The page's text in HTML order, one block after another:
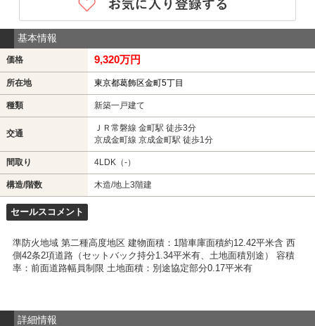
基本情報
価格 9,320万円
所在地 東京都葛飾区金町5丁目
種類 新築一戸建て
交通
ＪＲ常磐線 金町駅 徒歩3分
京成金町線 京成金町駅 徒歩1分
間取り 4LDK（-）
構造/階数 木造/地上3階建
セールスコメント
準防火地域 第二種高度地区 建物面積：1階車庫面積約12.42平米含 西
側42条2項道路（セットバック持分1.34平米有、土地面積別途） 容積
率：前面道路幅員制限 土地面積：別途協定部分0.17平米有
詳細情報